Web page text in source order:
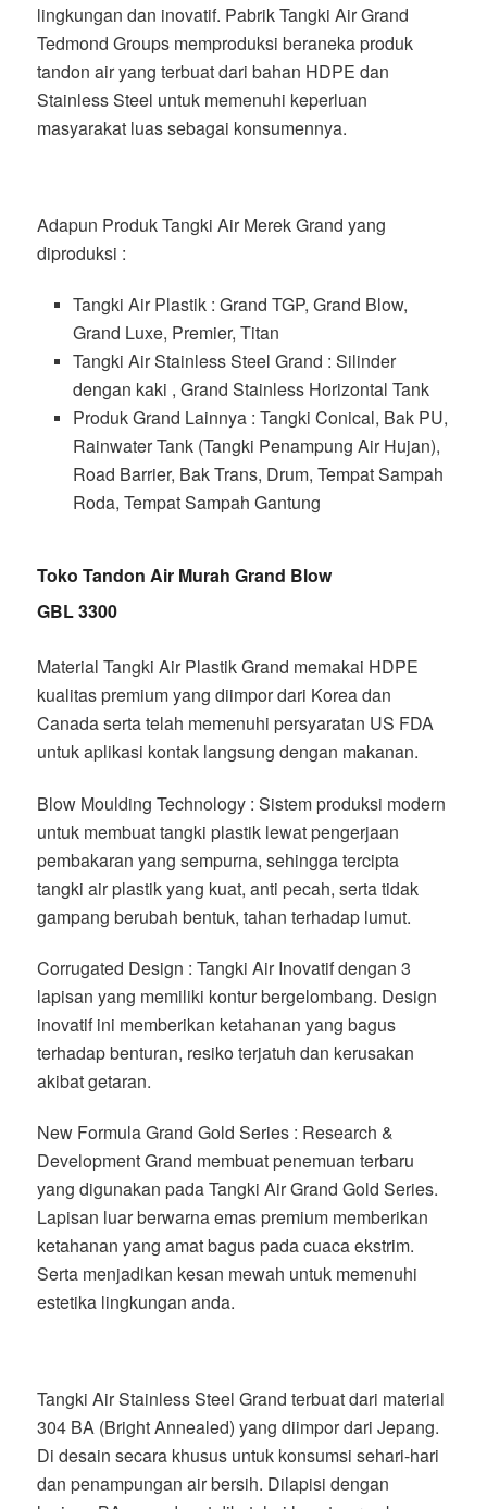
lingkungan dan inovatif. Pabrik Tangki Air Grand
Tedmond Groups memproduksi beraneka produk
tandon air yang terbuat dari bahan HDPE dan
Stainless Steel untuk memenuhi keperluan
masyarakat luas sebagai konsumennya.
Adapun Produk Tangki Air Merek Grand yang
diproduksi :
Tangki Air Plastik : Grand TGP, Grand Blow,
Grand Luxe, Premier, Titan
Tangki Air Stainless Steel Grand : Silinder
dengan kaki , Grand Stainless Horizontal Tank
Produk Grand Lainnya : Tangki Conical, Bak PU,
Rainwater Tank (Tangki Penampung Air Hujan),
Road Barrier, Bak Trans, Drum, Tempat Sampah
Roda, Tempat Sampah Gantung
Toko Tandon Air Murah Grand Blow
GBL 3300
Material Tangki Air Plastik Grand memakai HDPE
kualitas premium yang diimpor dari Korea dan
Canada serta telah memenuhi persyaratan US FDA
untuk aplikasi kontak langsung dengan makanan.
Blow Moulding Technology : Sistem produksi modern
untuk membuat tangki plastik lewat pengerjaan
pembakaran yang sempurna, sehingga tercipta
tangki air plastik yang kuat, anti pecah, serta tidak
gampang berubah bentuk, tahan terhadap lumut.
Corrugated Design : Tangki Air Inovatif dengan 3
lapisan yang memiliki kontur bergelombang. Design
inovatif ini memberikan ketahanan yang bagus
terhadap benturan, resiko terjatuh dan kerusakan
akibat getaran.
New Formula Grand Gold Series : Research &
Development Grand membuat penemuan terbaru
yang digunakan pada Tangki Air Grand Gold Series.
Lapisan luar berwarna emas premium memberikan
ketahanan yang amat bagus pada cuaca ekstrim.
Serta menjadikan kesan mewah untuk memenuhi
estetika lingkungan anda.
Tangki Air Stainless Steel Grand terbuat dari material
304 BA (Bright Annealed) yang diimpor dari Jepang.
Di desain secara khusus untuk konsumsi sehari-hari
dan penampungan air bersih. Dilapisi dengan